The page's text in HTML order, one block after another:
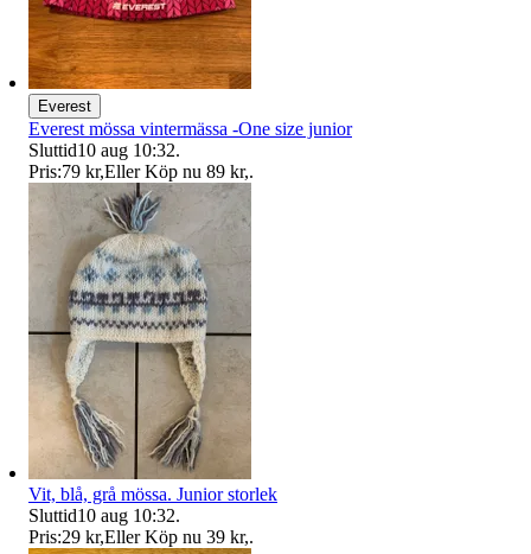
Everest
Everest mössa vintermässa -One size junior
Sluttid10 aug 10:32.
Pris:79 kr,Eller Köp nu 89 kr,.
Vit, blå, grå mössa. Junior storlek
Sluttid10 aug 10:32.
Pris:29 kr,Eller Köp nu 39 kr,.